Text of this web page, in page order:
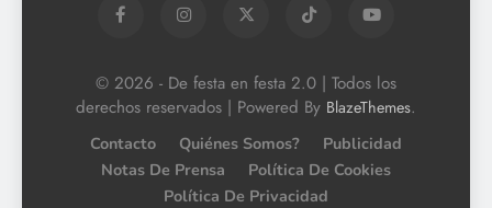
© 2026 - De festa en festa 2.0 | Todos los
derechos reservados | Powered By BlazeThemes.
Contacto Quiénes Somos?
Publicidad
Notas De Prensa
Política De Cookies
Política De Privacidad